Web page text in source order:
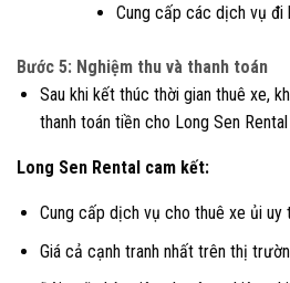
Cung cấp các dịch vụ đi
Bước 5: Nghiệm thu và thanh toán
Sau khi kết thúc thời gian thuê xe,
thanh toán tiền cho Long Sen
Long Sen Rental cam kết:
Cung cấp dịch vụ cho thuê xe ủi uy
Giá cả cạnh tranh nhất trên thị